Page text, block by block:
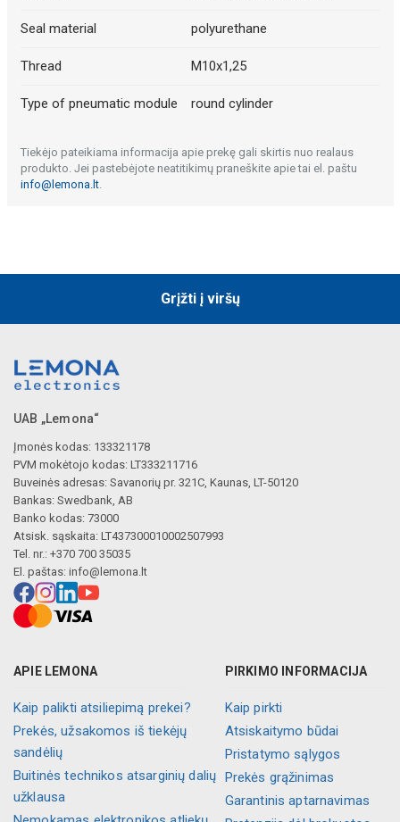
Seal material polyurethane
Thread M10x1,25
Type of pneumatic module round cylinder
Tiekėjo pateikiama informacija apie prekę gali skirtis nuo realaus
produkto. Jei pastebėjote neatitikimų praneškite apie tai el. paštu
info@lemona.lt.
Grįžti į viršų
UAB „Lemona“
Įmonės kodas: 133321178
PVM mokėtojo kodas: LT333211716
Buveinės adresas: Savanorių pr. 321C, Kaunas, LT-50120
Bankas: Swedbank, AB
Banko kodas: 73000
Atsisk. sąskaita: LT437300010002507993
Tel. nr.: +370 700 35035
El. paštas: info@lemona.lt
APIE LEMONA
Kaip palikti atsiliepimą prekei?
Prekės, užsakomos iš tiekėjų
sandėlių
Buitinės technikos atsarginių dalių
užklausa
PIRKIMO INFORMACIJA
Kaip pirkti
Atsiskaitymo būdai
Pristatymo sąlygos
Prekės grąžinimas
Garantinis aptarnavimas